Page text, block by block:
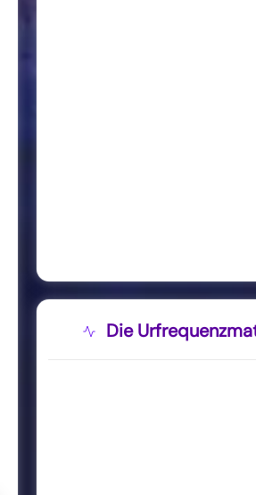
Die